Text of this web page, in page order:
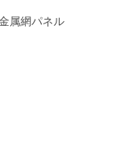
属網パネル